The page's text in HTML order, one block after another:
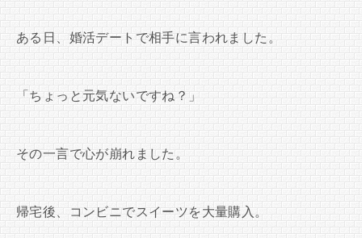
ある日、婚活デートで相手に言われました。
「ちょっと元気ないですね？」
その一言で心が崩れました。
帰宅後、コンビニでスイーツを大量購入。